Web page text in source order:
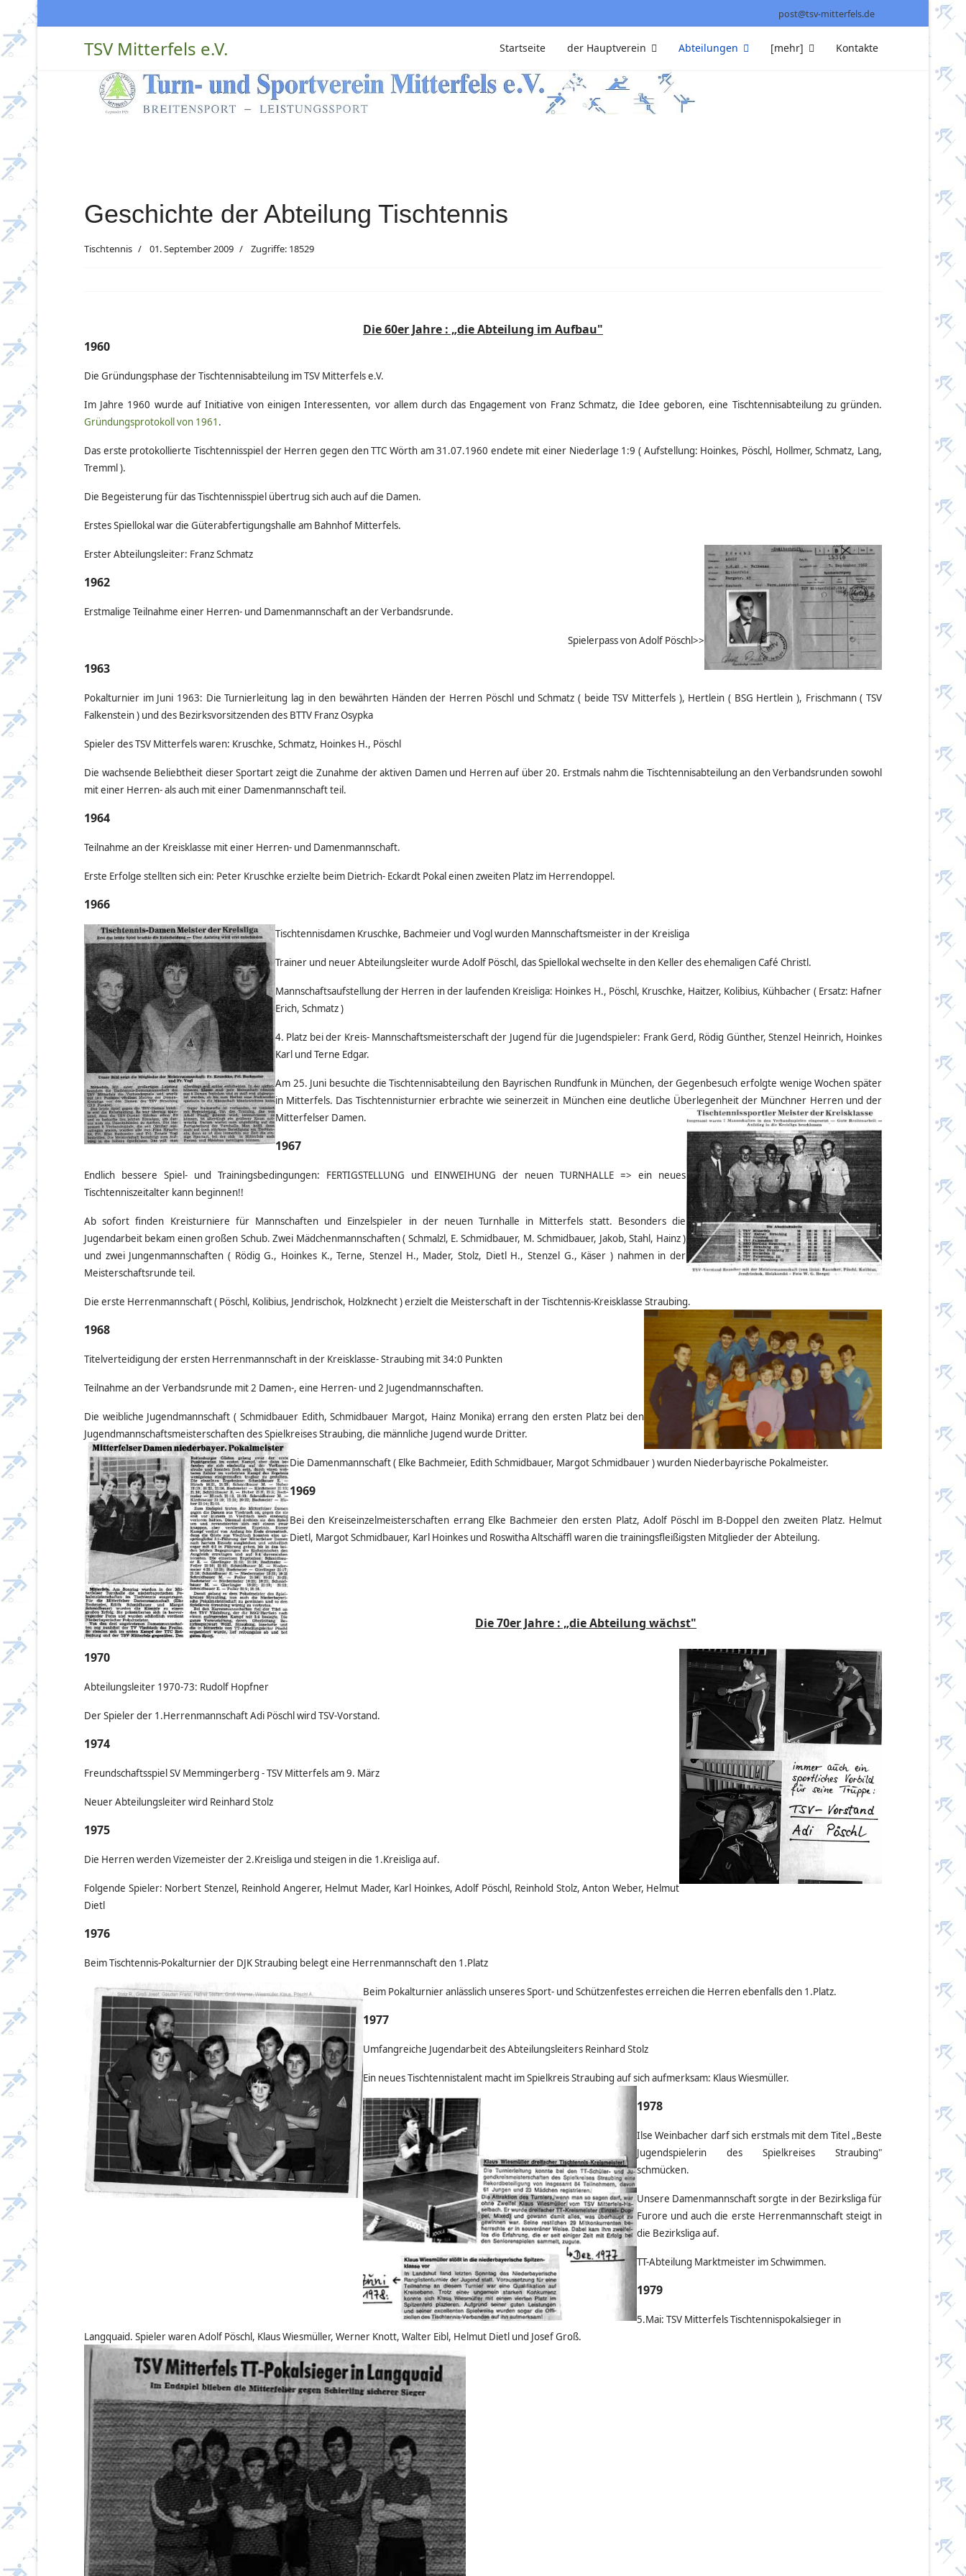
post@tsv-mitterfels.de
TSV Mitterfels e.V. Startseite der Hauptverein Abteilungen [mehr] Kontakte
Geschichte der Abteilung Tischtennis
Tischtennis 01. September 2009 Zugriffe: 18529
Die 60er Jahre : „die Abteilung im Aufbau"
1960
Die Gründungsphase der Tischtennisabteilung im TSV Mitterfels e.V.
Im Jahre 1960 wurde auf Initiative von einigen Interessenten, vor allem durch das Engagement von Franz Schmatz, die Idee geboren, eine Tischtennisabteilung zu gründen.
Gründungsprotokoll von 1961 .
Das erste protokollierte Tischtennisspiel der Herren gegen den TTC Wörth am 31.07.1960 endete mit einer Niederlage 1:9 ( Aufstellung: Hoinkes, Pöschl, Hollmer, Schmatz, Lang,
Tremml ).
Die Begeisterung für das Tischtennisspiel übertrug sich auch auf die Damen.
Erstes Spiellokal war die Güterabfertigungshalle am Bahnhof Mitterfels.
Erster Abteilungsleiter: Franz Schmatz
1962
Erstmalige Teilnahme einer Herren- und Damenmannschaft an der Verbandsrunde.
Spielerpass von Adolf Pöschl>>
1963
Pokalturnier im Juni 1963: Die Turnierleitung lag in den bewährten Händen der Herren Pöschl und Schmatz ( beide TSV Mitterfels ), Hertlein ( BSG Hertlein ), Frischmann ( TSV
Falkenstein ) und des Bezirksvorsitzenden des BTTV Franz Osypka
Spieler des TSV Mitterfels waren: Kruschke, Schmatz, Hoinkes H., Pöschl
Die wachsende Beliebtheit dieser Sportart zeigt die Zunahme der aktiven Damen und Herren auf über 20. Erstmals nahm die Tischtennisabteilung an den Verbandsrunden sowohl
mit einer Herren- als auch mit einer Damenmannschaft teil.
1964
Teilnahme an der Kreisklasse mit einer Herren- und Damenmannschaft.
Erste Erfolge stellten sich ein: Peter Kruschke erzielte beim Dietrich- Eckardt Pokal einen zweiten Platz im Herrendoppel.
1966
Tischtennisdamen Kruschke, Bachmeier und Vogl wurden Mannschaftsmeister in der Kreisliga
Trainer und neuer Abteilungsleiter wurde Adolf Pöschl, das Spiellokal wechselte in den Keller des ehemaligen Café Christl.
Mannschaftsaufstellung der Herren in der laufenden Kreisliga: Hoinkes H., Pöschl, Kruschke, Haitzer, Kolibius, Kühbacher ( Ersatz: Hafner
Erich, Schmatz )
4. Platz bei der Kreis- Mannschaftsmeisterschaft der Jugend für die Jugendspieler: Frank Gerd, Rödig Günther, Stenzel Heinrich, Hoinkes
Karl und Terne Edgar.
Am 25. Juni besuchte die Tischtennisabteilung den Bayrischen Rundfunk in München, der Gegenbesuch erfolgte wenige Wochen später
in Mitterfels. Das Tischtennisturnier erbrachte wie seinerzeit in München eine deutliche Überlegenheit der Münchner Herren und der
Mitterfelser Damen.
1967
Endlich bessere Spiel- und Trainingsbedingungen: FERTIGSTELLUNG und EINWEIHUNG der neuen TURNHALLE => ein neues
Tischtenniszeitalter kann beginnen!!
Ab sofort finden Kreisturniere für Mannschaften und Einzelspieler in der neuen Turnhalle in Mitterfels statt. Besonders die
Jugendarbeit bekam einen großen Schub. Zwei Mädchenmannschaften ( Schmalzl, E. Schmidbauer, M. Schmidbauer, Jakob, Stahl, Hainz )
und zwei Jungenmannschaften ( Rödig G., Hoinkes K., Terne, Stenzel H., Mader, Stolz, Dietl H., Stenzel G., Käser ) nahmen in der
Meisterschaftsrunde teil.
Die erste Herrenmannschaft ( Pöschl, Kolibius, Jendrischok, Holzknecht ) erzielt die Meisterschaft in der Tischtennis-Kreisklasse Straubing.
1968
Titelverteidigung der ersten Herrenmannschaft in der Kreisklasse- Straubing mit 34:0 Punkten
Teilnahme an der Verbandsrunde mit 2 Damen-, eine Herren- und 2 Jugendmannschaften.
Die weibliche Jugendmannschaft ( Schmidbauer Edith, Schmidbauer Margot, Hainz Monika) errang den ersten Platz bei den
Jugendmannschaftsmeisterschaften des Spielkreises Straubing, die männliche Jugend wurde Dritter.
Die Damenmannschaft ( Elke Bachmeier, Edith Schmidbauer, Margot Schmidbauer ) wurden Niederbayrische Pokalmeister.
1969
Bei den Kreiseinzelmeisterschaften errang Elke Bachmeier den ersten Platz, Adolf Pöschl im B-Doppel den zweiten Platz. Helmut
Dietl, Margot Schmidbauer, Karl Hoinkes und Roswitha Altschäffl waren die trainingsfleißigsten Mitglieder der Abteilung.
Die 70er Jahre : „die Abteilung wächst"
1970
Abteilungsleiter 1970-73: Rudolf Hopfner
Der Spieler der 1.Herrenmannschaft Adi Pöschl wird TSV-Vorstand.
1974
Freundschaftsspiel SV Memmingerberg - TSV Mitterfels am 9. März
Neuer Abteilungsleiter wird Reinhard Stolz
1975
Die Herren werden Vizemeister der 2.Kreisliga und steigen in die 1.Kreisliga auf.
Folgende Spieler: Norbert Stenzel, Reinhold Angerer, Helmut Mader, Karl Hoinkes, Adolf Pöschl, Reinhold Stolz, Anton Weber, Helmut
Dietl
1976
Beim Tischtennis-Pokalturnier der DJK Straubing belegt eine Herrenmannschaft den 1.Platz
Beim Pokalturnier anlässlich unseres Sport- und Schützenfestes erreichen die Herren ebenfalls den 1.Platz.
1977
Umfangreiche Jugendarbeit des Abteilungsleiters Reinhard Stolz
Ein neues Tischtennistalent macht im Spielkreis Straubing auf sich aufmerksam: Klaus Wiesmüller.
1978
Ilse Weinbacher darf sich erstmals mit dem Titel „Beste
Jugendspielerin des Spielkreises Straubing"
schmücken.
Unsere Damenmannschaft sorgte in der Bezirksliga für
Furore und auch die erste Herrenmannschaft steigt in
die Bezirksliga auf.
TT-Abteilung Marktmeister im Schwimmen.
1979
5.Mai: TSV Mitterfels Tischtennispokalsieger in
Langquaid. Spieler waren Adolf Pöschl, Klaus Wiesmüller, Werner Knott, Walter Eibl, Helmut Dietl und Josef Groß.